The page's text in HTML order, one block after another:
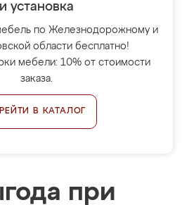
и установка
по Железнодорожному и
области бесплатно!
мебели: 10% от стоимости
заказа.
В КАТАЛОГ
при